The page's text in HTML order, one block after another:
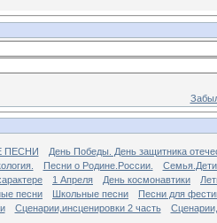
ПЕСНИ
День Победы. День защитника
Песни о Родине.России.
1 Апреля День космонавтики
песни Школьные песни
Песни для
Сценарии,инсценировки 2 часть